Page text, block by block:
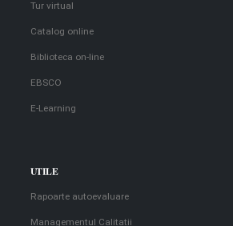
Tur virtual
Catalog online
Biblioteca on-line
EBSCO
E-Learning
UTILE
Rapoarte autoevaluare
Managementul Calitatii